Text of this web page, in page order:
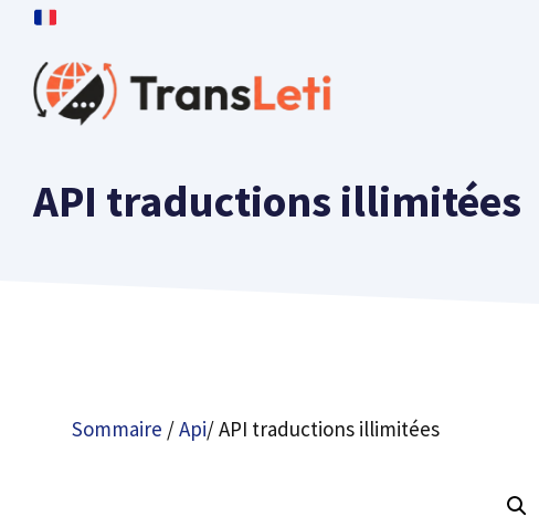
Passer
contenu
API traductions illimitées
Sommaire /Api/ API traductions illimitées